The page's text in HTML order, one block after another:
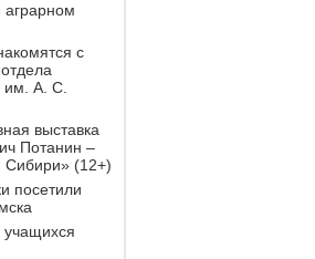
с
им. А. С.
выставка
Потанин –
Сибири» (12+)
посетили